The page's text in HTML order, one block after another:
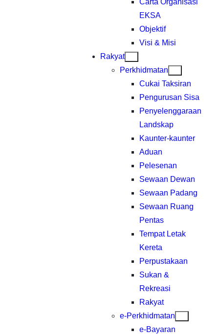
Carta Organisasi
EKSA
Objektif
Visi & Misi
Rakyat
Perkhidmatan
Cukai Taksiran
Pengurusan Sisa
Penyelenggaraan
Landskap
Kaunter-kaunter
Aduan
Pelesenan
Sewaan Dewan
Sewaan Padang
Sewaan Ruang
Pentas
Tempat Letak
Kereta
Perpustakaan
Sukan &
Rekreasi
Rakyat
e-Perkhidmatan
e-Bayaran